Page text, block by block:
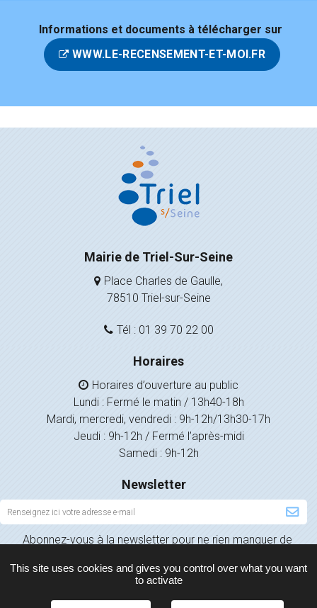
Informations et documents à télécharger sur
WWW.LE-RECENSEMENT-ET-MOI.FR
Mairie de Triel-Sur-Seine
Place Charles de Gaulle,
78510 Triel-sur-Seine
Tél : 01 39 70 22 00
Horaires
Horaires d’ouverture au public
Lundi : Fermé le matin / 13h40-18h
Mardi, mercredi, vendredi : 9h-12h/13h30-17h
Jeudi : 9h-12h / Fermé l’après-midi
Samedi : 9h-12h
Newsletter
Inscription
à
la
Abonnez-vous à la newsletter pour ne rien manquer de
This site uses cookies and gives you control over what you want
to activate